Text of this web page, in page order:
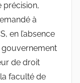
précision,
à
en l’absence
de droit
faculté de